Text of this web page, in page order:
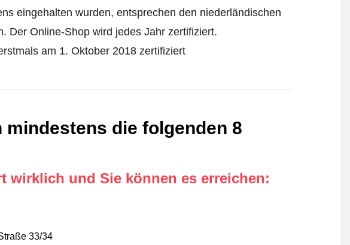
eingehalten wurden, entsprechen den niederländischen
Der Online-Shop wird jedes Jahr zertifiziert.
am 1. Oktober 2018 zertifiziert
die folgenden 8
wirklich und Sie können es erreichen:
33/34